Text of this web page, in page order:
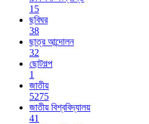
15
ছবিঘর
38
ছাত্র আন্দোলন
32
ছোটগল্প
1
জাতীয়
5275
জাতীয় বিশ্ববিদ্যালয়
41